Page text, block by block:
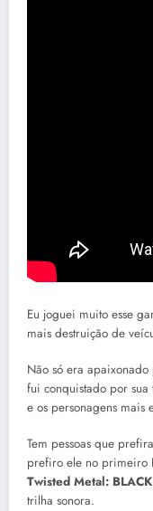
Eu joguei muito esse
mais destruição de
Não só era
fui conquistado por
e os personagens mais
Tem pessoas que
prefiro ele no primeiro
Twisted Metal: BLACK
trilha sonora.